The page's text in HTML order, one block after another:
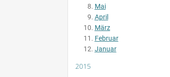
Mai
April
März
Februar
Januar
2015